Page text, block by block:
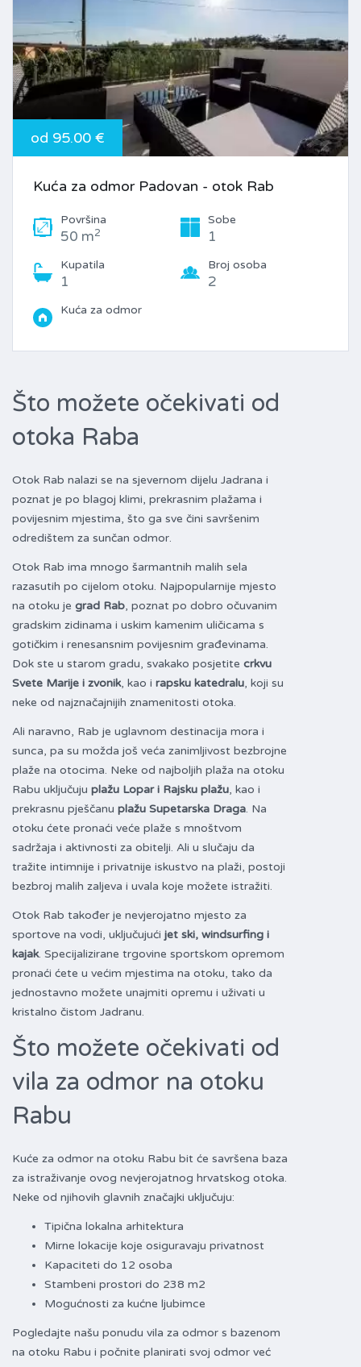
od 95.00 €
Kuća za odmor Padovan - otok Rab
Površina
50 m2
Sobe
1
Kupatila
1
Broj osoba
2
Kuća za odmor
Što možete očekivati od
otoka Raba
Otok Rab nalazi se na sjevernom dijelu Jadrana i
poznat je po blagoj klimi, prekrasnim plažama i
povijesnim mjestima, što ga sve čini savršenim
odredištem za sunčan odmor.
Otok Rab ima mnogo šarmantnih malih sela
razasutih po cijelom otoku. Najpopularnije mjesto
na otoku je grad Rab, poznat po dobro očuvanim
gradskim zidinama i uskim kamenim uličicama s
gotičkim i renesansnim povijesnim građevinama.
Dok ste u starom gradu, svakako posjetite crkvu
Svete Marije i zvonik, kao i rapsku katedralu, koji su
neke od najznačajnijih znamenitosti otoka.
Ali naravno, Rab je uglavnom destinacija mora i
sunca, pa su možda još veća zanimljivost bezbrojne
plaže na otocima. Neke od najboljih plaža na otoku
Rabu uključuju plažu Lopar i Rajsku plažu, kao i
prekrasnu pješčanu plažu Supetarska Draga. Na
otoku ćete pronaći veće plaže s mnoštvom
sadržaja i aktivnosti za obitelji. Ali u slučaju da
tražite intimnije i privatnije iskustvo na plaži, postoji
bezbroj malih zaljeva i uvala koje možete istražiti.
Otok Rab također je nevjerojatno mjesto za
sportove na vodi, uključujući jet ski, windsurfing i
kajak. Specijalizirane trgovine sportskom opremom
pronaći ćete u većim mjestima na otoku, tako da
jednostavno možete unajmiti opremu i uživati u
kristalno čistom Jadranu.
Što možete očekivati od
vila za odmor na otoku
Rabu
Kuće za odmor na otoku Rabu bit će savršena baza
za istraživanje ovog nevjerojatnog hrvatskog otoka.
Neke od njihovih glavnih značajki uključuju:
Tipična lokalna arhitektura
Mirne lokacije koje osiguravaju privatnost
Kapaciteti do 12 osoba
Stambeni prostori do 238 m2
Mogućnosti za kućne ljubimce
Pogledajte našu ponudu vila za odmor s bazenom
na otoku Rabu i počnite planirati svoj odmor već